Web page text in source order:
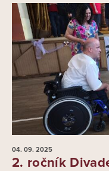
04. 09. 2025
2. ročník